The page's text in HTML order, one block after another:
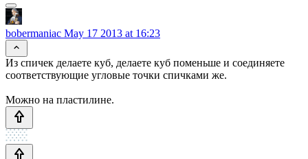
bobermaniac May 17 2013 at 16:23
Из спичек делаете куб, делаете куб поменьше и соединяете
соответствующие угловые точки спичками же.
Можно на пластилине.